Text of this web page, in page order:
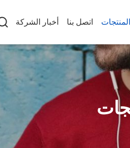
المنتجات اتصل بنا أخبار الشركة